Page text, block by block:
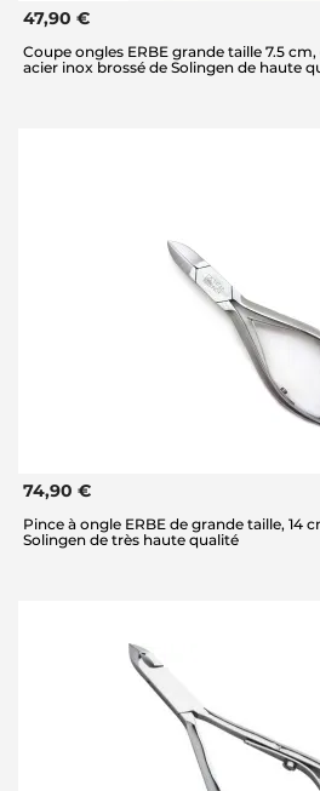
47,90 €
Coupe ongles ERBE grande taille 7.5
acier inox brossé de Solingen de haute
74,90 €
Pince à ongle ERBE de grande taille, 14
Solingen de très haute qualité